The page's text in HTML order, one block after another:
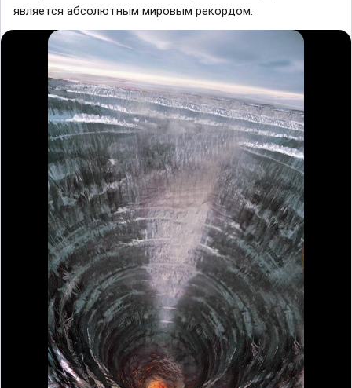
является абсолютным мировым рекордом.